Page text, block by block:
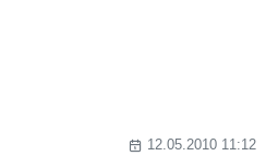
12.05.2010 11:12